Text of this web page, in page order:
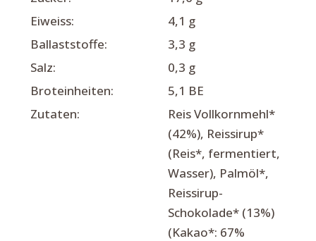
Eiweiss:
4,1 g
Ballaststoffe:
3,3 g
Salz:
0,3 g
Broteinheiten:
5,1 BE
Zutaten:
Reis Vollkornmehl*
(42%), Reissirup*
(Reis*, fermentiert,
Wasser), Palmöl*,
Reissirup-
Schokolade* (13%)
(Kakao*: 67%